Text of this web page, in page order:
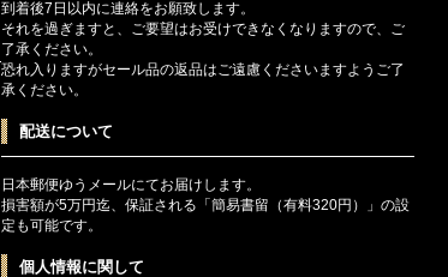
到着後7日以内に連絡をお願致します。
それを過ぎますと、ご要望はお受けできなくなりますので、ご
了承ください。
恐れ入りますがセール品の返品はご遠慮くださいますようご了
承ください。
配送について
日本郵便ゆうメールにてお届けします。
損害額が5万円迄、保証される「簡易書留（有料320円）」の設
定も可能です。
個人情報に関して